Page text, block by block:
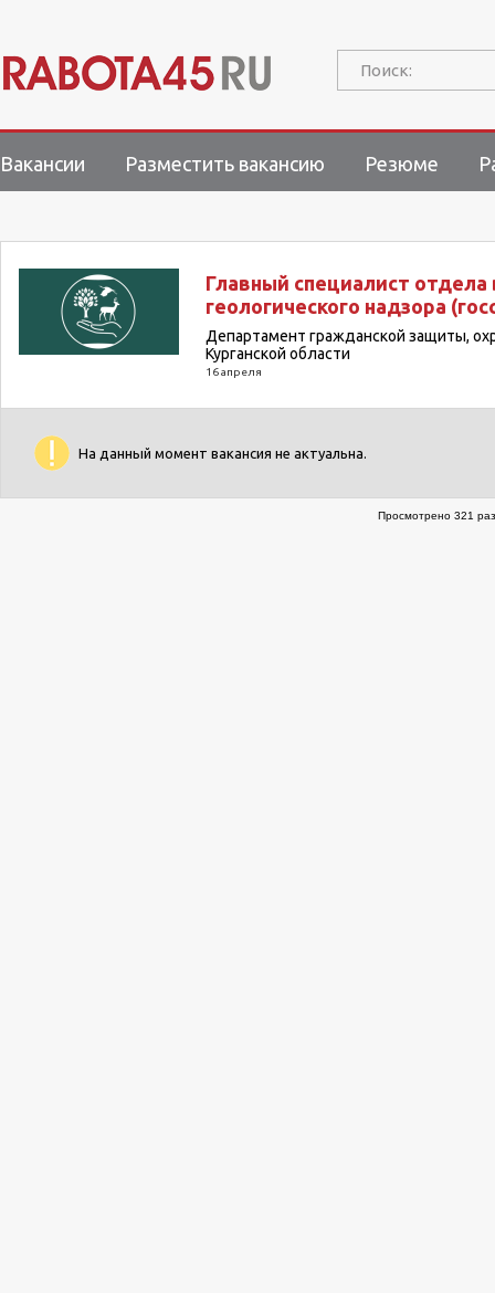
Поиск:
Вакансии Разместить вакансию Резюме
Главный специалист отдела
геологического надзора
Департамент гражданской защиты,
Курганской области
16 апреля
На данный момент вакансия не актуальна.
Просмотрено 321